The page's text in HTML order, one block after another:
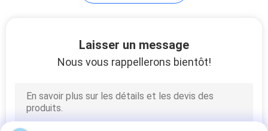
Laisser un message
Nous vous rappellerons bientôt!